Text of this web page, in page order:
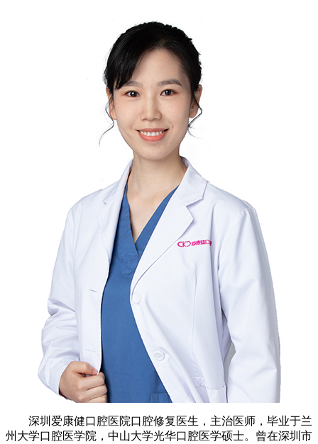
深圳爱康健口腔医院口腔修复医生，主治医师，毕业于兰
州大学口腔医学院，中山大学光华口腔医学硕士。曾在深圳市